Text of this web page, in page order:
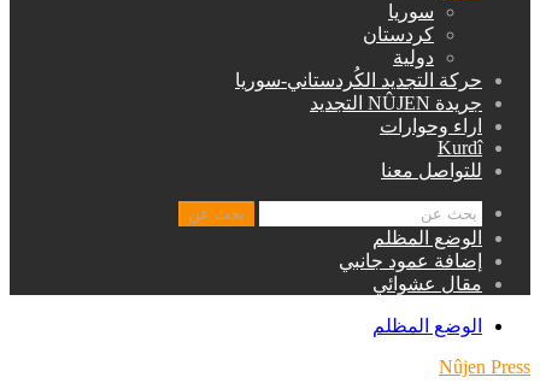
سوريا
كردستان
دولية
حركة التجديد الكُردستاني-سوريا
جريدة NÛJEN التجديد
اراء وحوارات
Kurdî
للتواصل معنا
بحث عن
الوضع المظلم
إضافة عمود جانبي
مقال عشوائي
الوضع المظلم
Nûjen Press